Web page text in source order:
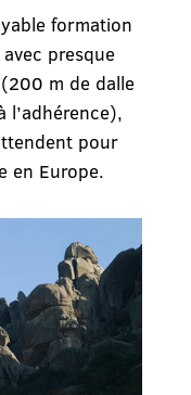
formation
presque
m de dalle
l’adhérence),
pour
en Europe.